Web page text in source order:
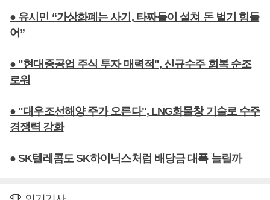
● 유시민 “가상화폐는 사기, 타짜들이 설쳐 돈 벌기 힘들
어”
● "현대중공업 주식 투자 매력적", 신규수주 회복 순조
로워
● "대우조선해양 주가 오른다", LNG화물창 기술로 수주
경쟁력 강화
● SK텔레콤도 SK하이닉스처럼 배당금 대폭 늘릴까